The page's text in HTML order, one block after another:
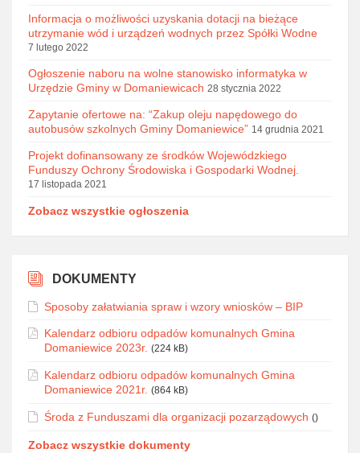
Informacja o możliwości uzyskania dotacji na bieżące
utrzymanie wód i urządzeń wodnych przez Spółki Wodne
7 lutego 2022
Ogłoszenie naboru na wolne stanowisko informatyka w
Urzędzie Gminy w Domaniewicach 28 stycznia 2022
Zapytanie ofertowe na: “Zakup oleju napędowego do
autobusów szkolnych Gminy Domaniewice” 14 grudnia 2021
Projekt dofinansowany ze środków Wojewódzkiego
Funduszy Ochrony Środowiska i Gospodarki Wodnej.
17 listopada 2021
Zobacz wszystkie ogłoszenia
DOKUMENTY
Sposoby załatwiania spraw i wzory wniosków – BIP
Kalendarz odbioru odpadów komunalnych Gmina
Domaniewice 2023r. (224 kB)
Kalendarz odbioru odpadów komunalnych Gmina
Domaniewice 2021r. (864 kB)
Środa z Funduszami dla organizacji pozarządowych ()
Zobacz wszystkie dokumenty